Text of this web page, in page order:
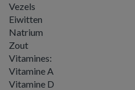
Vezels
Eiwitten
Natrium
Zout
Vitamines:
Vitamine A
Vitamine D